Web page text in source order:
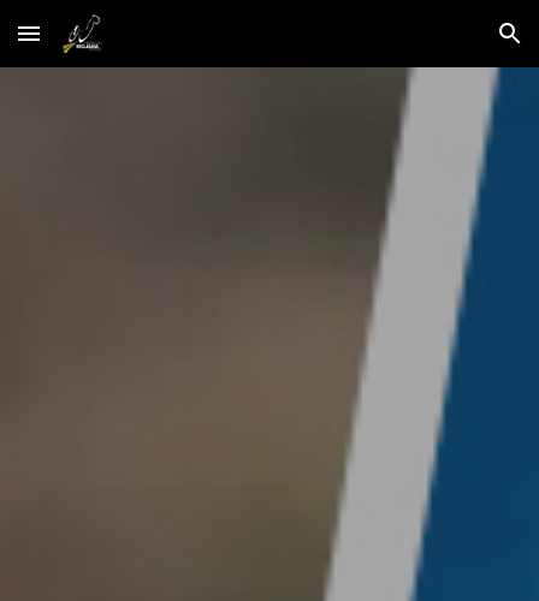
Skip to main content Skip to navigation